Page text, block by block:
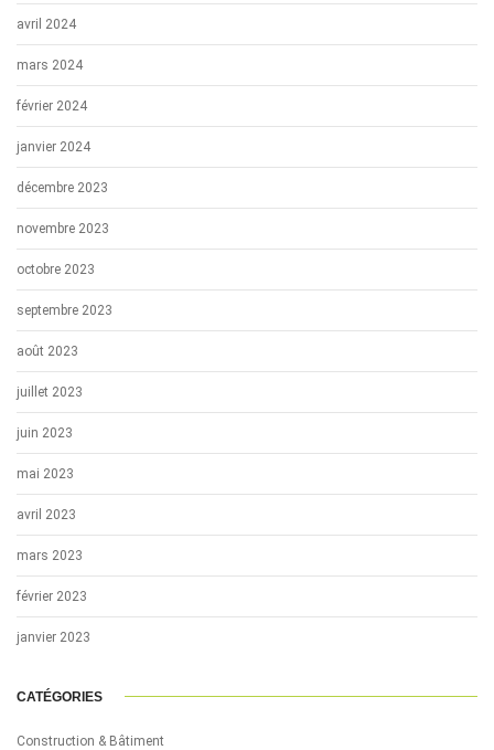
avril 2024
mars 2024
février 2024
janvier 2024
décembre 2023
novembre 2023
octobre 2023
septembre 2023
août 2023
juillet 2023
juin 2023
mai 2023
avril 2023
mars 2023
février 2023
janvier 2023
CATÉGORIES
Construction & Bâtiment